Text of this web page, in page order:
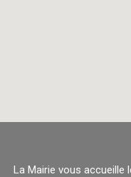
La Mairie vous accueille